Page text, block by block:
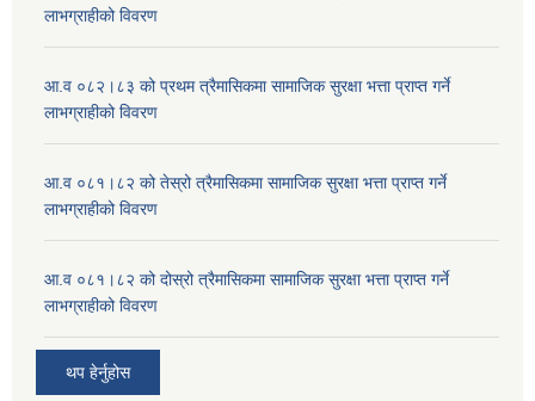
लाभग्राहीको विवरण
आ.व ०८२।८३ को प्रथम त्रैमासिकमा सामाजिक सुरक्षा भत्ता प्राप्त गर्ने
लाभग्राहीको विवरण
आ.व ०८१।८२ को तेस्रो त्रैमासिकमा सामाजिक सुरक्षा भत्ता प्राप्त गर्ने
लाभग्राहीको विवरण
आ.व ०८१।८२ को दोस्रो त्रैमासिकमा सामाजिक सुरक्षा भत्ता प्राप्त गर्ने
लाभग्राहीको विवरण
थप हेर्नुहोस